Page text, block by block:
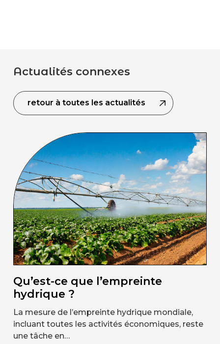
Actualités connexes
retour à toutes les actualités
Qu’est-ce que l’empreinte
hydrique ?
La mesure de l’empreinte hydrique mondiale,
incluant toutes les activités économiques, reste
une tâche en…